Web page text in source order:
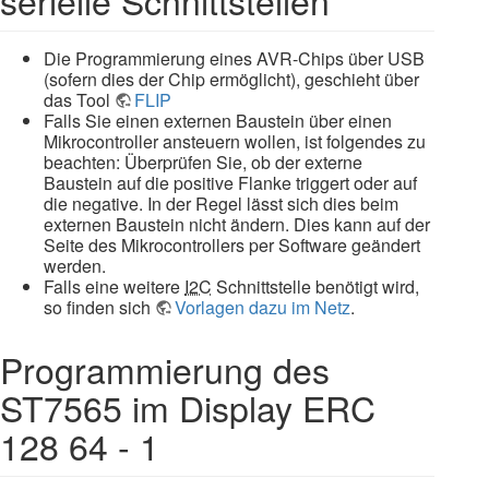
Die Programmierung eines AVR-Chips über USB
(sofern dies der Chip ermöglicht), geschieht über
das Tool
FLIP
Falls Sie einen externen Baustein über einen
Mikrocontroller ansteuern wollen, ist folgendes zu
beachten: Überprüfen Sie, ob der externe
Baustein auf die positive Flanke triggert oder auf
die negative. In der Regel lässt sich dies beim
externen Baustein nicht ändern. Dies kann auf der
Seite des Mikrocontrollers per Software geändert
werden.
Falls eine weitere I2C Schnittstelle benötigt wird,
so finden sich
Vorlagen dazu im Netz.
Programmierung des
ST7565 im Display ERC
128 64 - 1